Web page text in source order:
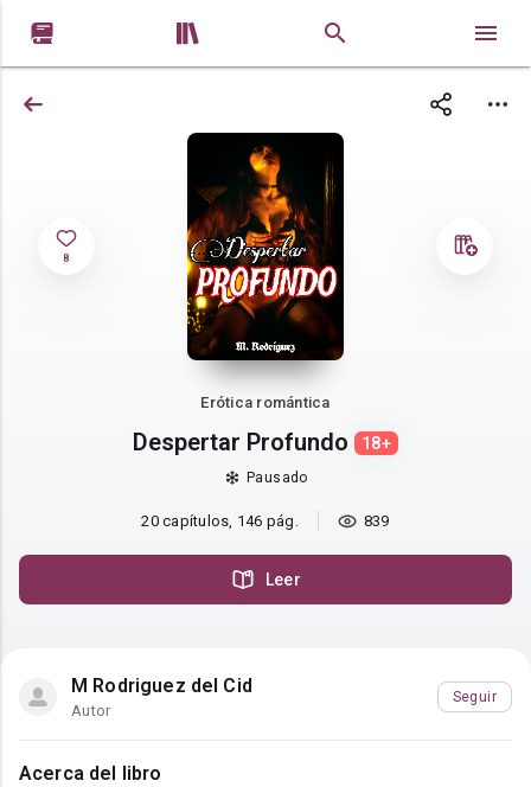
 
8
Erótica romántica
Despertar Profundo 18+
Pausado
20 capítulos, 146 pág. 839
Leer
M Rodriguez del Cid
Autor
Seguir
Acerca del libro